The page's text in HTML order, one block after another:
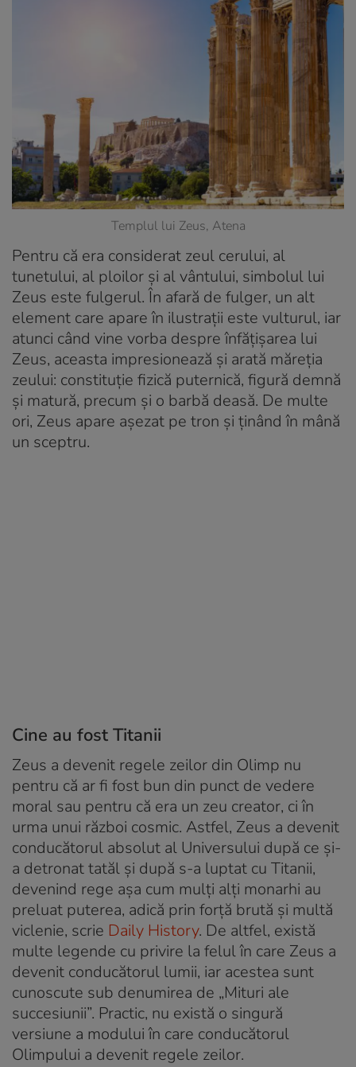
Templul lui Zeus, Atena
Pentru că era considerat zeul cerului, al
tunetului, al ploilor și al vântului, simbolul lui
Zeus este fulgerul. În afară de fulger, un alt
element care apare în ilustrații este vulturul, iar
atunci când vine vorba despre înfățișarea lui
Zeus, aceasta impresionează și arată măreția
zeului: constituție fizică puternică, figură demnă
și matură, precum și o barbă deasă. De multe
ori, Zeus apare așezat pe tron și ținând în mână
un sceptru.
Cine au fost Titanii
Zeus a devenit regele zeilor din Olimp nu
pentru că ar fi fost bun din punct de vedere
moral sau pentru că era un zeu creator, ci în
urma unui război cosmic. Astfel, Zeus a devenit
conducătorul absolut al Universului după ce și-
a detronat tatăl și după s-a luptat cu Titanii,
devenind rege așa cum mulți alți monarhi au
preluat puterea, adică prin forță brută și multă
viclenie, scrie Daily History. De altfel, există
multe legende cu privire la felul în care Zeus a
devenit conducătorul lumii, iar acestea sunt
cunoscute sub denumirea de „Mituri ale
succesiunii”. Practic, nu există o singură
versiune a modului în care conducătorul
Olimpului a devenit regele zeilor.